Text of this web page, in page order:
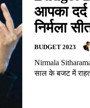
आपका
निर्मला
BUDGET 2023
Nirmala
साल के बजट में राहत